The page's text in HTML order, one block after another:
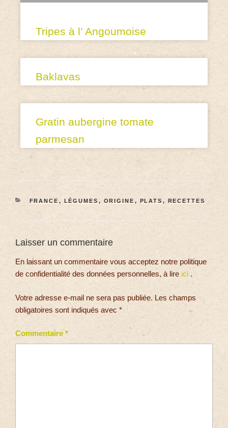
Tripes à l’ Angoumoise
Baklavas
Gratin aubergine tomate
parmesan
FRANCE , LÉGUMES , ORIGINE , PLATS , RECETTES
Laisser un commentaire
En laissant un commentaire vous acceptez notre politique
de confidentialité des données personnelles, à lire ici .
Votre adresse e-mail ne sera pas publiée. Les champs
obligatoires sont indiqués avec *
Commentaire *